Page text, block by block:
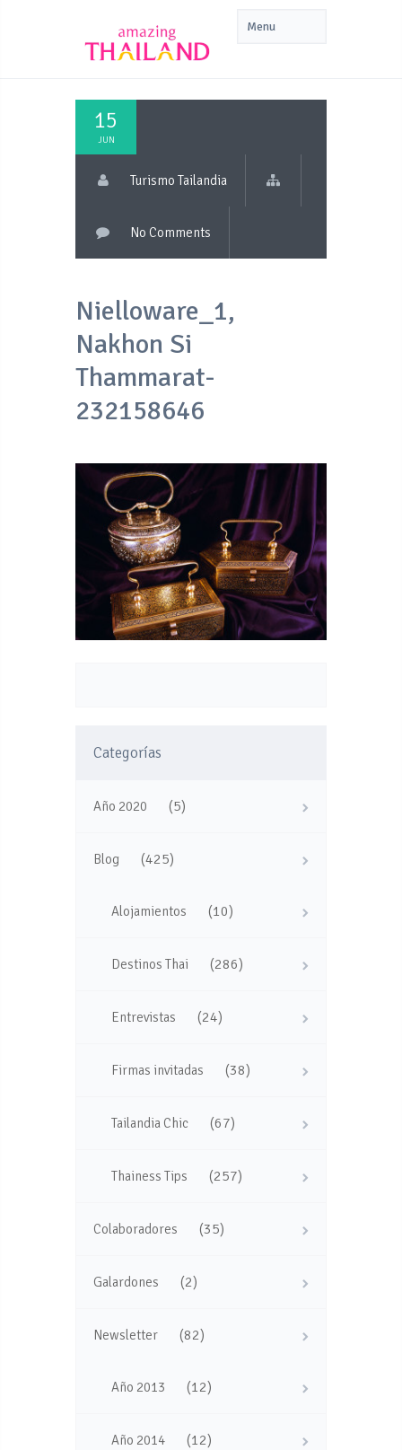
15
JUN
Turismo Tailandia
No Comments
Nielloware_1,
Nakhon Si
Thammarat-
232158646
Categorías
Año 2020 (5)
Blog (425)
Alojamientos (10)
Destinos Thai (286)
Entrevistas (24)
Firmas invitadas (38)
Tailandia Chic (67)
Thainess Tips (257)
Colaboradores (35)
Galardones (2)
Newsletter (82)
Año 2013 (12)
Año 2014 (12)